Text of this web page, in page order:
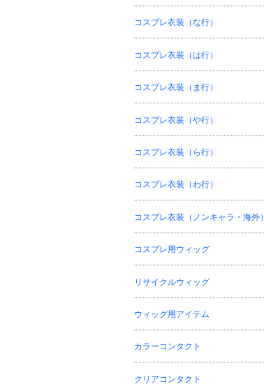
コスプレ衣装（な行）
コスプレ衣装（は行）
コスプレ衣装（ま行）
コスプレ衣装（や行）
コスプレ衣装（ら行）
コスプレ衣装（わ行）
コスプレ衣装（ノンキャラ・海外）
コスプレ用ウィッグ
リサイクルウィッグ
ウィッグ用アイテム
カラーコンタクト
クリアコンタクト